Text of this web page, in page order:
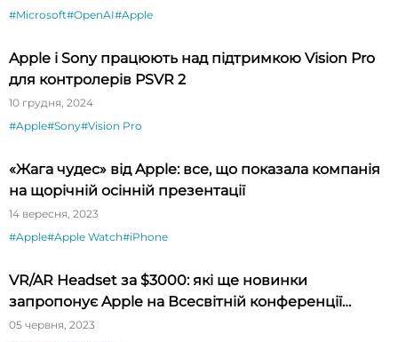
#Microsoft#OpenAI#Apple
Apple і Sony працюють над підтримкою Vision Pro
для контролерів PSVR 2
10 грудня, 2024
#Apple#Sony#Vision Pro
«Жага чудес» від Apple: все, що показала компанія
на щорічній осінній презентації
14 вересня, 2023
#Apple#Apple Watch#iPhone
VR/AR Headset за $3000: які ще новинки
запропонує Apple на Всесвітній конференції
розробників 5-9 червня?
05 червня, 2023